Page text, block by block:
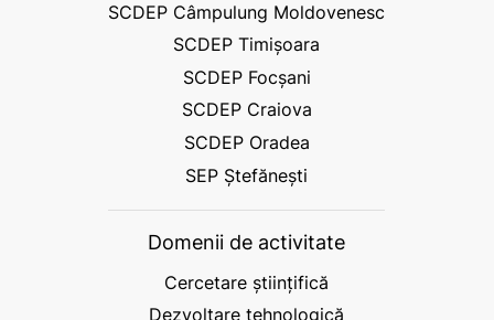
SCDEP Câmpulung Moldovenesc
SCDEP Timișoara
SCDEP Focșani
SCDEP Craiova
SCDEP Oradea
SEP Ștefănești
Domenii de activitate
Cercetare științifică
Dezvoltare tehnologică